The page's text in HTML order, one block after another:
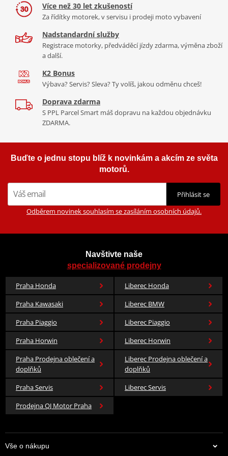
1 271 Kč
Skladem Skladem
naší nabídce naleznete doplňky a příslušenství například: plexi,
padací protektory a mnoho dalšího.
Zobrazit všechny produktyznačky PUIG
Více než 30 let zkušeností
Za řídítky motorek, v servisu i prodeji moto vybavení
Nadstandardní služby
Registrace motorky, předváděcí jízdy zdarma, výměna zboží
a další.
K2 Bonus
Výbava? Servis? Sleva? Ty volíš, jakou odměnu chceš!
Doprava zdarma
S PPL Parcel Smart máš dopravu na každou objednávku
ZDARMA.
Buďte o jednu stopu blíž k novinkám a akcím ze světa
motorů.
Přihlásit se
Odběrem novinek souhlasím se zasíláním osobních údajů.
Navštivte naše
specializované prodejny
Praha Honda
Liberec Honda
Praha Kawasaki
Liberec BMW
Praha Piaggio
Liberec Piaggio
Praha Horwin
Liberec Horwin
Praha Prodejna oblečení a
doplňků
Liberec Prodejna oblečení a
doplňků
Praha Servis
Liberec Servis
Prodejna QJ Motor Praha
Vše o nákupu